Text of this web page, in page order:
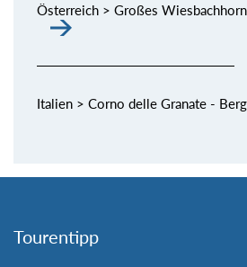
Österreich > Großes
Italien > Corno delle Granate -
Tourentipp